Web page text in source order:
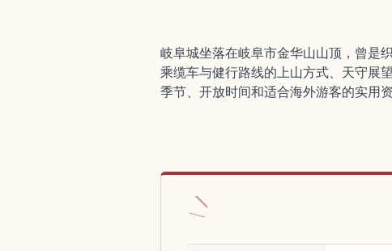
岐阜城坐落在岐阜市金华山山顶，曾是
乘缆车与健行路线的上山方式、天守展
季节、开放时间和适合海外游客的实用资